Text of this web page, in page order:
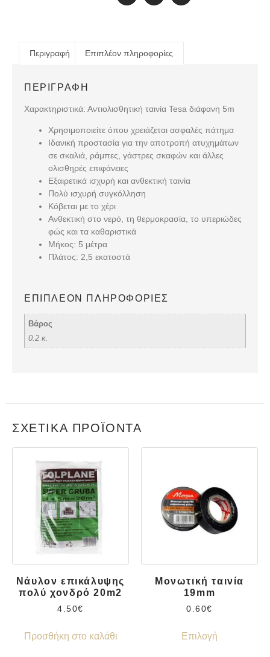
Περιγραφή Επιπλέον πληροφορίες
ΠΕΡΙΓΡΑΦΉ
Χαρακτηριστικά: Αντιολισθητική ταινία Tesa διάφανη 5m
Χρησιμοποιείτε όπου χρειάζεται ασφαλές πάτημα
Ιδανική προστασία για την αποτροπή ατυχημάτων
σε σκαλιά, ράμπες, γάστρες σκαφών και άλλες
ολισθηρές επιφάνειες
Εξαιρετικά ισχυρή και ανθεκτική ταινία
Πολύ ισχυρή συγκόλληση
Κόβεται με το χέρι
Ανθεκτική στο νερό, τη θερμοκρασία, το υπεριώδες
φώς και τα καθαριστικά
Μήκος: 5 μέτρα
Πλάτος: 2,5 εκατοστά
ΕΠΙΠΛΈΟΝ ΠΛΗΡΟΦΟΡΊΕΣ
Βάρος
0.2 κ.
ΣΧΕΤΙΚΆ ΠΡΟΪΌΝΤΑ
Νάυλον επικάλυψης
πολύ χονδρό 20m2
4.50€
Προσθήκη στο καλάθι
Μονωτική ταινία
19mm
0.60€
Επιλογή